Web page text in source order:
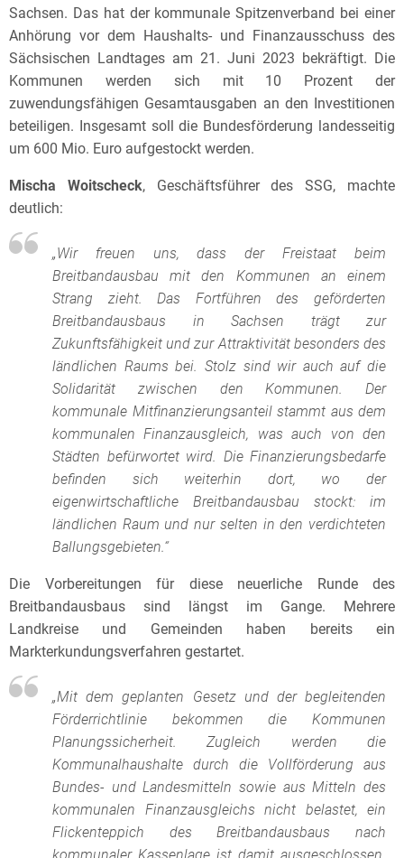
Sachsen. Das hat der kommunale Spitzenverband bei einer
Anhörung vor dem Haushalts- und Finanzausschuss des
Sächsischen Landtages am 21. Juni 2023 bekräftigt. Die
Kommunen werden sich mit 10 Prozent der
zuwendungsfähigen Gesamtausgaben an den Investitionen
beteiligen. Insgesamt soll die Bundesförderung landesseitig
um 600 Mio. Euro aufgestockt werden.
Mischa Woitscheck, Geschäftsführer des SSG, machte
deutlich:
„Wir freuen uns, dass der Freistaat beim
Breitbandausbau mit den Kommunen an einem
Strang zieht. Das Fortführen des geförderten
Breitbandausbaus in Sachsen trägt zur
Zukunftsfähigkeit und zur Attraktivität besonders des
ländlichen Raums bei. Stolz sind wir auch auf die
Solidarität zwischen den Kommunen. Der
kommunale Mitfinanzierungsanteil stammt aus dem
kommunalen Finanzausgleich, was auch von den
Städten befürwortet wird. Die Finanzierungsbedarfe
befinden sich weiterhin dort, wo der
eigenwirtschaftliche Breitbandausbau stockt: im
ländlichen Raum und nur selten in den verdichteten
Ballungsgebieten.“
Die Vorbereitungen für diese neuerliche Runde des
Breitbandausbaus sind längst im Gange. Mehrere
Landkreise und Gemeinden haben bereits ein
Markterkundungsverfahren gestartet.
„Mit dem geplanten Gesetz und der begleitenden
Förderrichtlinie bekommen die Kommunen
Planungssicherheit. Zugleich werden die
Kommunalhaushalte durch die Vollförderung aus
Bundes- und Landesmitteln sowie aus Mitteln des
kommunalen Finanzausgleichs nicht belastet, ein
Flickenteppich des Breitbandausbaus nach